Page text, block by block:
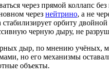
через прямой коллапс
через нейтрино, а не
стабилизирует орбиту
черную дыру, не
дыр, по мнению учёных,
но его механизмы
объекты.